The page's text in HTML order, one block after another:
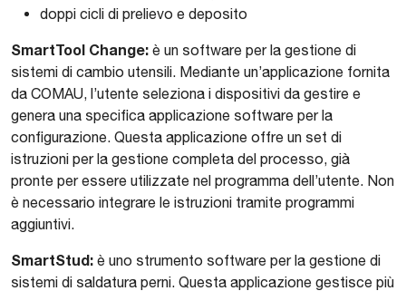
doppi cicli di prelievo e deposito
SmartTool Change: è un software per la gestione di
sistemi di cambio utensili. Mediante un’applicazione fornita
da COMAU, l’utente seleziona i dispositivi da gestire e
genera una specifica applicazione software per la
configurazione. Questa applicazione offre un set di
istruzioni per la gestione completa del processo, già
pronte per essere utilizzate nel programma dell’utente. Non
è necessario integrare le istruzioni tramite programmi
aggiuntivi.
SmartStud: è uno strumento software per la gestione di
sistemi di saldatura perni. Questa applicazione gestisce più